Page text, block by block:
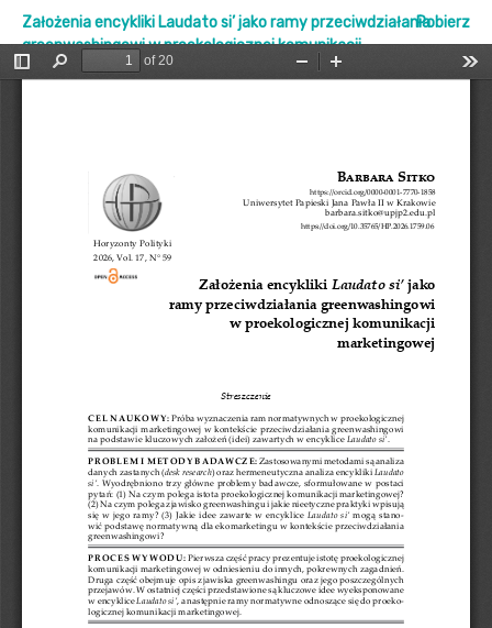
Założenia encykliki Laudato si’ jako ramy przeciwdziałania
greenwashingowi w proekologicznej komunikacji
marketingowej
Pobierz